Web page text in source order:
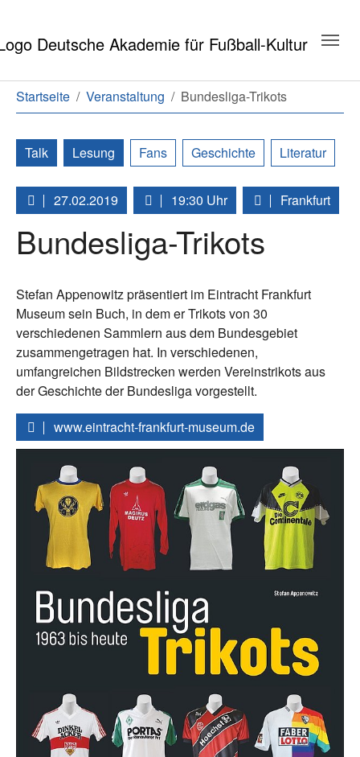
Sie sind hier:
Startseite Veranstaltung Bundesliga-Trikots
Talk Lesung Fans Geschichte Literatur
27.02.2019 19:30 Uhr Frankfurt
Bundesliga-Trikots
Stefan Appenowitz präsentiert im Eintracht Frankfurt
Museum sein Buch, in dem er Trikots von 30
verschiedenen Sammlern aus dem Bundesgebiet
zusammengetragen hat. In verschiedenen,
umfangreichen Bildstrecken werden Vereinstrikots aus
der Geschichte der Bundesliga vorgestellt.
www.eintracht-frankfurt-museum.de